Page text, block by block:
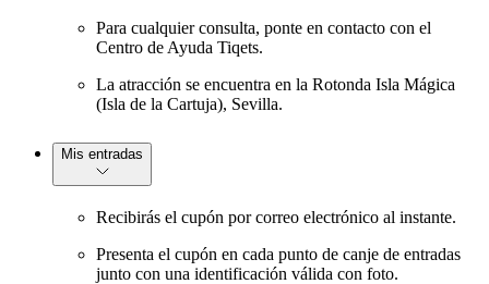
Para cualquier consulta, ponte en contacto con el
Centro de Ayuda Tiqets.
La atracción se encuentra en la Rotonda Isla Mágica
(Isla de la Cartuja), Sevilla.
Mis entradas
Recibirás el cupón por correo electrónico al instante.
Presenta el cupón en cada punto de canje de entradas
junto con una identificación válida con foto.